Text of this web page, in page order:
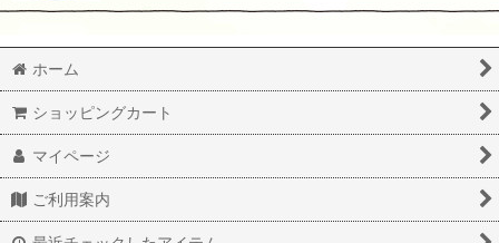
ホーム
ショッピングカート
マイページ
ご利用案内